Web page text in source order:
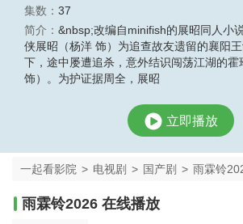
集数： 37
简介： &nbsp;改编自minifish的展昭同人小
侠展昭（杨洋 饰）为追查故友遗留的襄阳
下，途中屡遭追杀，意外结识闯荡江湖的霍
饰）。为护证据周全，展昭
立即播放
一起看影院 > 电视剧 > 国产剧 > 雨霖铃
雨霖铃2026 在线播放